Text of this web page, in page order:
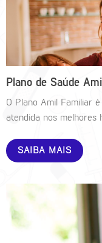
Plano de Saúde Amil
O Plano Amil Familiar
atendida nos melhores
SAIBA MAIS